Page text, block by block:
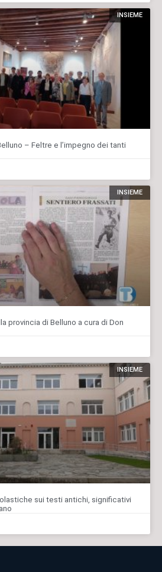
INSIEME
– Feltre e l’impegno dei tanti
INSIEME
provincia di Belluno a cura di Don
INSIEME
sui testi antichi, significativi